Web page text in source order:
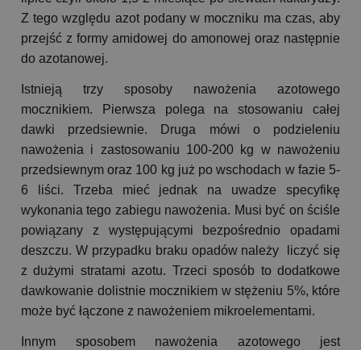
Z tego względu azot podany w moczniku ma czas, aby
przejść z formy amidowej do amonowej oraz następnie
do azotanowej.
Istnieją trzy sposoby nawożenia azotowego
mocznikiem. Pierwsza polega na stosowaniu całej
dawki przedsiewnie. Druga mówi o podzieleniu
nawożenia i zastosowaniu 100-200 kg w nawożeniu
przedsiewnym oraz 100 kg już po wschodach w fazie 5-
6 liści. Trzeba mieć jednak na uwadze specyfikę
wykonania tego zabiegu nawożenia. Musi być on ściśle
powiązany z występującymi bezpośrednio opadami
deszczu. W przypadku braku opadów należy liczyć się
z dużymi stratami azotu. Trzeci sposób to dodatkowe
dawkowanie dolistnie mocznikiem w stężeniu 5%, które
może być łączone z nawożeniem mikroelementami.
Innym sposobem nawożenia azotowego jest